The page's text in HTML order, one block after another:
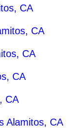
CA
CA
CA
CA
CA
Alamitos, CA